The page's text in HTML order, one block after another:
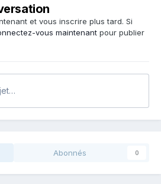
et vous inscrire plus tard. Si
vous maintenant pour publier
Abonnés 0